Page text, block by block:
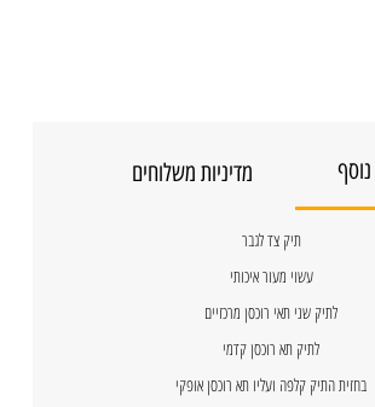
מדיניות משלוחים
תיק צד לגבר
עשוי מעור איכותי
לתיק שני תאי רוכסן מרכזיים
לתיק תא רוכסן קדמי
בחזית התיק קלפה ועליו תא רוכסן אופקי